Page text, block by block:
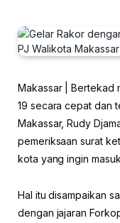
Makassar | Bertekad
19 secara cepat dan
Makassar, Rudy
pemeriksaan surat
kota yang ingin
Hal itu disampaikan
dengan jajaran